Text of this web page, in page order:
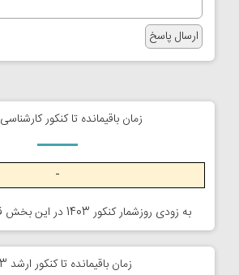
زمان باقیمانده تا کنکور کارشناسی 1403
-
به زودی روزشمار کنکور 1403 در این بخش قرار خواهد گرفت.
زمان باقیمانده تا کنکور ارشد 1403